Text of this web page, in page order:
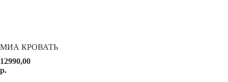
МИА КРОВАТЬ
12990,00
р.